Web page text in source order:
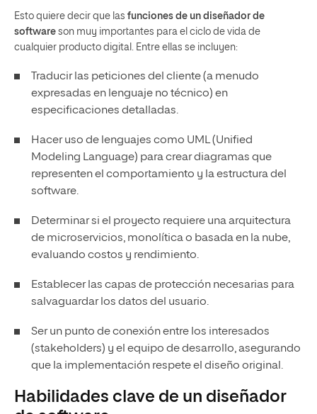
Esto quiere decir que las funciones de un diseñador de
software son muy importantes para el ciclo de vida de
cualquier producto digital. Entre ellas se incluyen:
Traducir las peticiones del cliente (a menudo
expresadas en lenguaje no técnico) en
especificaciones detalladas.
Hacer uso de lenguajes como UML (Unified
Modeling Language) para crear diagramas que
representen el comportamiento y la estructura del
software.
Determinar si el proyecto requiere una arquitectura
de microservicios, monolítica o basada en la nube,
evaluando costos y rendimiento.
Establecer las capas de protección necesarias para
salvaguardar los datos del usuario.
Ser un punto de conexión entre los interesados
(stakeholders) y el equipo de desarrollo, asegurando
que la implementación respete el diseño original.
Habilidades clave de un diseñador